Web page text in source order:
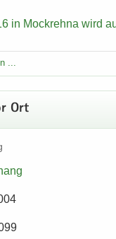
in Mock­reh­na wird
...
Ort